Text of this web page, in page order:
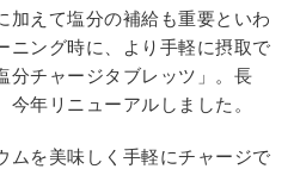
加えて塩分の補給も重要といわ
ニング時に、より手軽に摂取で
分チャージタブレッツ」。長
年リニューアルしました。
ムを美味しく手軽にチャージで